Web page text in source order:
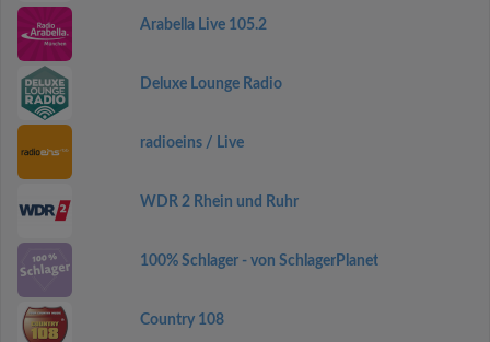
Arabella Live 105.2
Deluxe Lounge Radio
radioeins / Live
WDR 2 Rhein und Ruhr
100% Schlager - von SchlagerPlanet
Country 108